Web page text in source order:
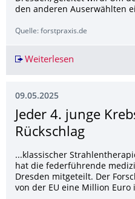
den anderen Auserwählten
Quelle: forstpraxis.de
Weiterlesen
09.05.2025
Jeder 4. junge
Rückschlag
...klassischer
hat die federführende
Dresden mitgeteilt. Der
von der EU eine Million Euro